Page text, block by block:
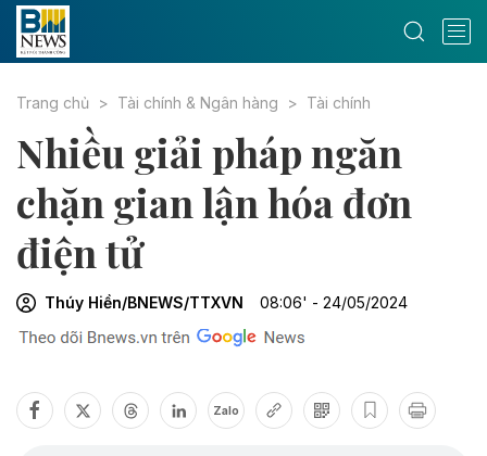
Trang chủ Tài chính & Ngân hàng Tài chính
Nhiều giải pháp ngăn
chặn gian lận hóa đơn
điện tử
Thúy Hiền/BNEWS/TTXVN 08:06' - 24/05/2024
Zalo